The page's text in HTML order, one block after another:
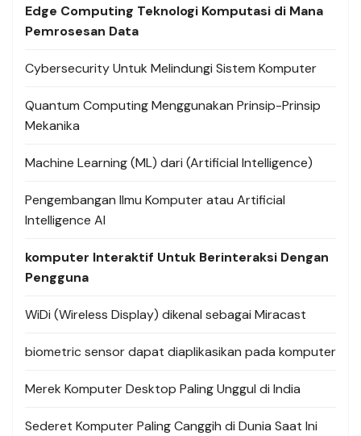
Edge Computing Teknologi Komputasi di Mana
Pemrosesan Data
Cybersecurity Untuk Melindungi Sistem Komputer
Quantum Computing Menggunakan Prinsip-Prinsip
Mekanika
Machine Learning (ML) dari (Artificial Intelligence)
Pengembangan Ilmu Komputer atau Artificial
Intelligence AI
komputer Interaktif Untuk Berinteraksi Dengan
Pengguna
WiDi (Wireless Display) dikenal sebagai Miracast
biometric sensor dapat diaplikasikan pada komputer
Merek Komputer Desktop Paling Unggul di India
Sederet Komputer Paling Canggih di Dunia Saat Ini